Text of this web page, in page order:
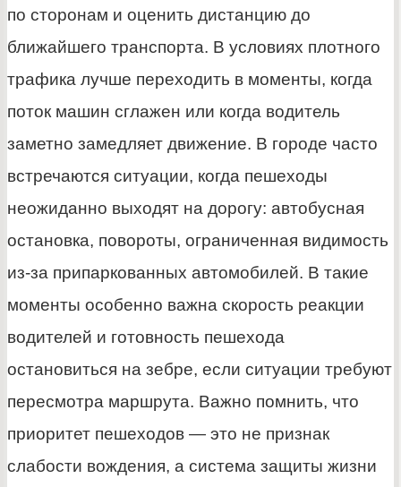
по сторонам и оценить дистанцию до
ближайшего транспорта. В условиях плотного
трафика лучше переходить в моменты, когда
поток машин сглажен или когда водитель
заметно замедляет движение. В городе часто
встречаются ситуации, когда пешеходы
неожиданно выходят на дорогу: автобусная
остановка, повороты, ограниченная видимость
из-за припаркованных автомобилей. В такие
моменты особенно важна скорость реакции
водителей и готовность пешехода
остановиться на зебре, если ситуации требуют
пересмотра маршрута. Важно помнить, что
приоритет пешеходов — это не признак
слабости вождения, а система защиты жизни